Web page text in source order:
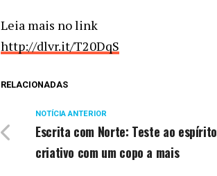
Leia mais no link
http://dlvr.it/T20DqS
RELACIONADAS
NOTÍCIA ANTERIOR
Escrita com Norte: Teste ao espírito
criativo com um copo a mais